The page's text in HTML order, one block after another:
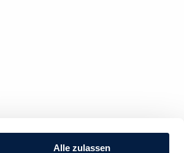
Alle zulassen